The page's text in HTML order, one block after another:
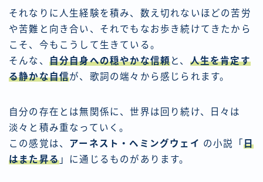
それなりに人生経験を積み、数え切れないほどの苦労
や苦難と向き合い、それでもなお歩き続けてきたから
こそ、今もこうして生きている。
そんな、 自分自身への穏やかな信頼と、 人生を肯定す
る静かな自信が、歌詞の端々から感じられます。
自分の存在とは無関係に、世界は回り続け、日々は
淡々と積み重なっていく。
この感覚は、 アーネスト・ヘミングウェイ の小説「 日
はまた昇る 」に通じるものがあります。